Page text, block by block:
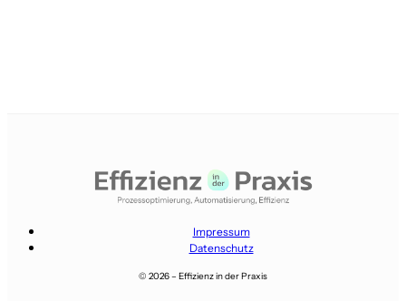
Impressum
Datenschutz
© 2026 – Effizienz in der Praxis